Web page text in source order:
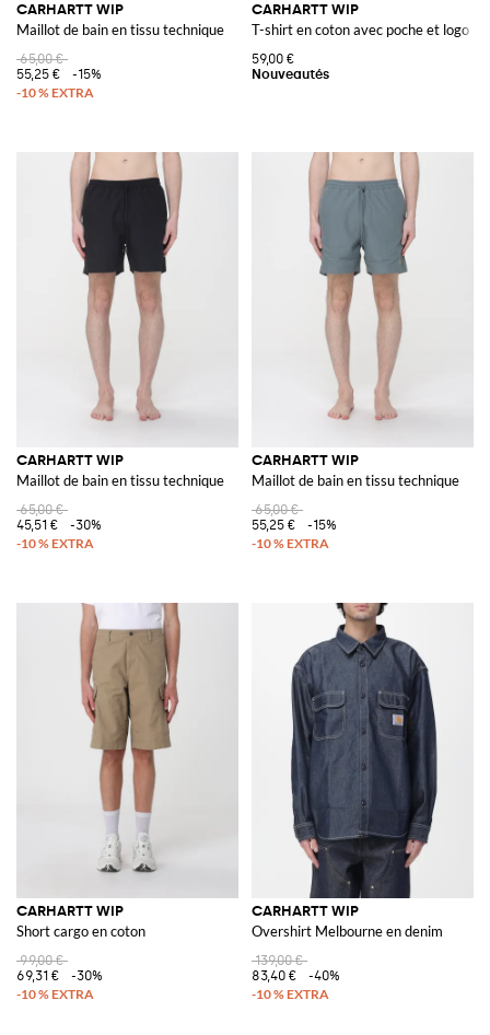
CARHARTT WIP
Maillot de bain en tissu technique
65,00 €
55,25 €
-15%
CARHARTT WIP
T-shirt en coton avec poche et logo
59,00 €
CARHARTT WIP
Maillot de bain en tissu technique
65,00 €
45,51 €
-30%
CARHARTT WIP
Maillot de bain en tissu technique
65,00 €
55,25 €
-15%
CARHARTT WIP
Short cargo en coton
99,00 €
69,31 €
-30%
CARHARTT WIP
Overshirt Melbourne en denim
139,00 €
83,40 €
-40%